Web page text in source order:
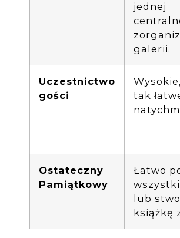
jednej
galerii.
Uczestnictwo
gości
tak
Ostateczny
Pamiątkowy
Łatwo
lub
książkę